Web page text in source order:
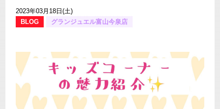
2023年03月18日(土)
BLOG
グランジュエル富山今泉店